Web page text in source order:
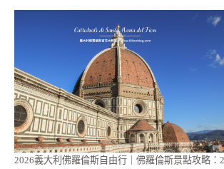
2026義大利佛羅倫斯自由行｜佛羅倫斯景點攻略：